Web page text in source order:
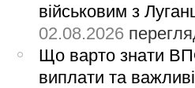
військовим з
02.08.2026
Що варто знати
виплати та